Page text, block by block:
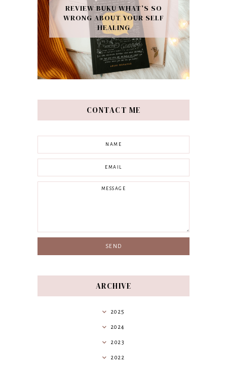
REVIEW BUKU WHAT’S SO
WRONG ABOUT YOUR SELF
HEALING
CONTACT ME
ARCHIVE
2025
2024
2023
2022